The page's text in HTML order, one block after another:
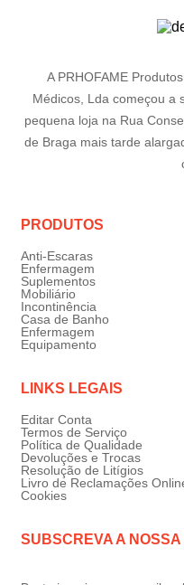
A PRHOFAME
Médicos, Lda começou a
pequena loja na Rua
de Braga mais tarde
PRODUTOS
Anti-Escaras
Enfermagem
Suplementos
Mobiliário
Incontinência
Casa de Banho
Enfermagem
Equipamento
LINKS LEGAIS
Editar Conta
Termos de Serviço
Política de Qualidade
Devoluções e Trocas
Resolução de Litígios
Livro de Reclamações
Cookies
SUBSCREVA A